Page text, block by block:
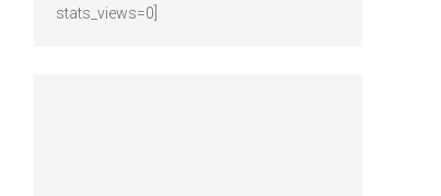
stats_views=0]